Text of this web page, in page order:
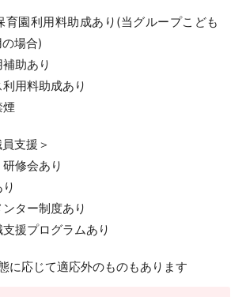
園利用料助成あり(当グループこども
場合)
助あり
用料助成あり
支援＞
修会あり
ター制度あり
援プログラムあり
に応じて適応外のものもあります